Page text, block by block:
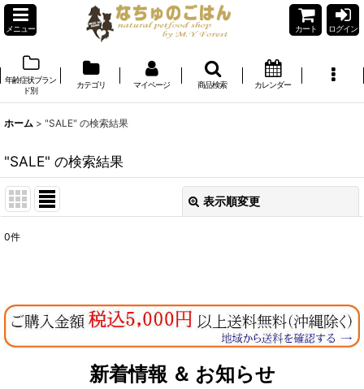
メニュー カート ログイン
年齢症状ブラン
ド別
カテゴリ マイページ 商品検索 カレンダー
ホーム > "SALE" の検索結果
"SALE" の検索結果
表示順変更
商品検索
在庫あり
0件
新着情報 ＆ お知らせ